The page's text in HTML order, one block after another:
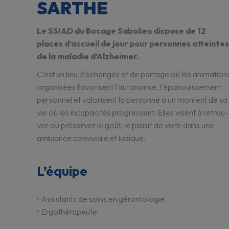
SARTHE
Le SSIAD du Bocage Sabo­lien dispose de 12
places d’ac­cueil de jour pour personnes atteintes
de la mala­die d’Alz­hei­mer.
C’est un lieu d’échanges et de partage où les
orga­ni­sées favo­risent l’au­to­no­mie, l’épa­nouis­se­ment
person­nel et valo­risent la personne à un moment de sa
vie où les inca­pa­ci­tés progressent. Elles visent à retrou­
ver ou préser­ver le goût, le plai­sir de vivre dans une
ambiance convi­viale et ludique.
L’équipe
• Assis­tants de soins en géron­to­lo­gie
• Ergo­thé­ra­peute